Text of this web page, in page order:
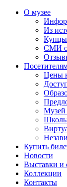
О музее
Из
Купцы
СМИ о
Цены
Музей
Купить
Новости
Выставки и
Коллекции
Контакты